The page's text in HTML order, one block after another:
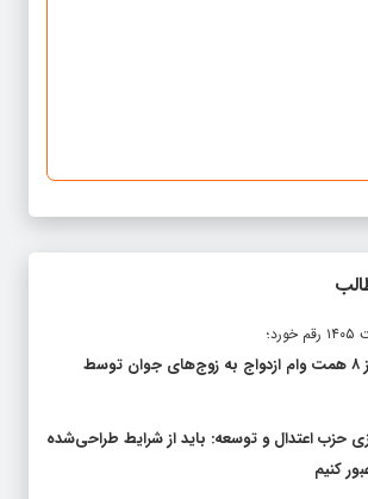
پرداخت بیش از ۸ همت وام ازدواج به زوج‌های جوان توسط
حزب اعتدال و توسعه: باید از شرایط طراحی‌شده
کنیم